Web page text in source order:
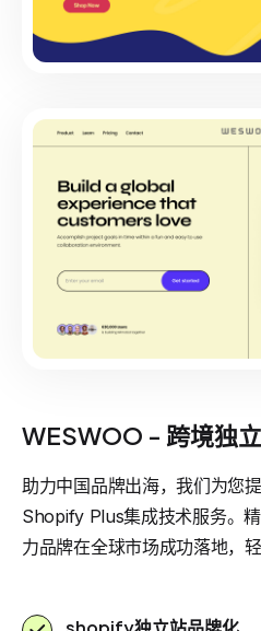
WESWOO - 跨境独
助力中国品牌出海，我们为您
Shopify Plus集成技术服务。
力品牌在全球市场成功落地，轻